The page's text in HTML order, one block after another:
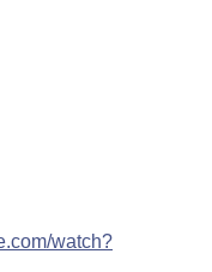
watch?